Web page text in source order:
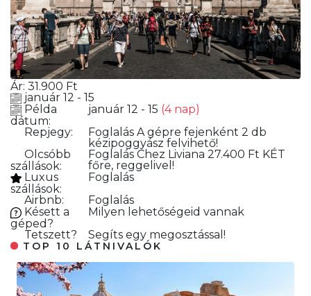
Ár: 31.900 Ft
január 12 - 15
Példa
dátum:
január 12 - 15 (4 nap)
Repjegy:
Foglalás A gépre fejenként 2 db
kézipoggyász felvihető!
Olcsóbb
szállások:
Foglalás Chez Liviana 27.400 Ft KÉT
főre, reggelivel!
Luxus
szállások:
Foglalás
Airbnb:
Foglalás
Késett a
géped?
Milyen lehetőségeid vannak
Tetszett?
Segíts egy megosztással!
TOP 10 LÁTNIVALÓK